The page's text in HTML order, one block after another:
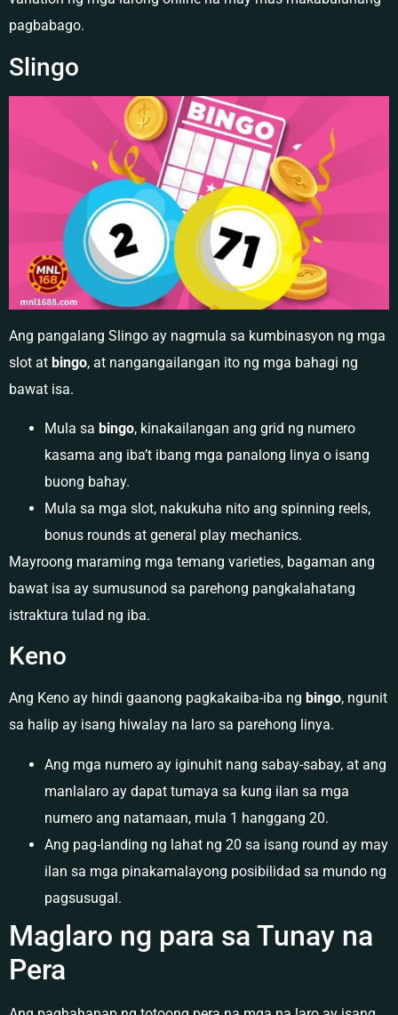
pagbabago.
Slingo
Ang pangalang Slingo ay nagmula sa kumbinasyon ng mga
slot at bingo, at nangangailangan ito ng mga bahagi ng
bawat isa.
Mula sa bingo, kinakailangan ang grid ng numero
kasama ang iba’t ibang mga panalong linya o isang
buong bahay.
Mula sa mga slot, nakukuha nito ang spinning reels,
bonus rounds at general play mechanics.
Mayroong maraming mga temang varieties, bagaman ang
bawat isa ay sumusunod sa parehong pangkalahatang
istraktura tulad ng iba.
Keno
Ang Keno ay hindi gaanong pagkakaiba-iba ng bingo, ngunit
sa halip ay isang hiwalay na laro sa parehong linya.
Ang mga numero ay iginuhit nang sabay-sabay, at ang
manlalaro ay dapat tumaya sa kung ilan sa mga
numero ang natamaan, mula 1 hanggang 20.
Ang pag-landing ng lahat ng 20 sa isang round ay may
ilan sa mga pinakamalayong posibilidad sa mundo ng
pagsusugal.
Maglaro ng para sa Tunay na
Pera